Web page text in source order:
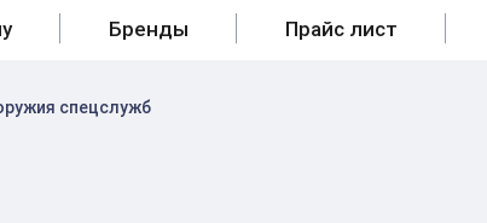
Бренды Прайс лист
спецслужб